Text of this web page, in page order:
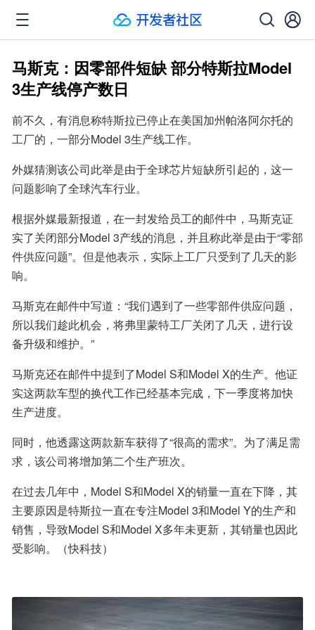
马斯克：因零部件短缺 部分特斯拉Model
3生产线停产数日
前不久，有消息称特斯拉已停止在美国加州帕洛阿尔托的
工厂的，一部分Model 3生产线工作。
外媒猜测该公司此举是由于全球芯片短缺所引起的，这一
问题影响了全球汽车行业。
根据外媒最新报道，在一封发给员工的邮件中，马斯克证
实了关闭部分Model 3产线的消息，并且称此举是由于“零部
件供应问题”。但是他表示，实际上工厂只受到了几天的影
响。
马斯克在邮件中写道：“我们遇到了一些零部件供应问题，
所以我们趁此机会，将弗里蒙特工厂关闭了几天，进行设
备升级和维护。”
马斯克还在邮件中提到了Model S和Model X的生产。他证
实这两款车型的换代工作已经基本完成，下一季度将加快
生产进度。
同时，他透露这两款新车获得了“很高的需求”。为了满足需
求，该公司将增加第二个生产班次。
在过去几年中，Model S和Model X的销量一直在下降，其
主要原因是特斯拉一直在专注Model 3和Model Y的生产和
销售，导致Model S和Model X多年未更新，其销量也因此
受影响。（快科技）